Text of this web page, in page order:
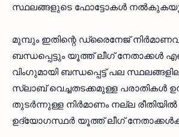
സ്ഥലങ്ങളുടെ ഫോട്ടോകള്‍
മുമ്പും ഇതിന്റെ ഡ്രൈനേജ്
ബന്ധപ്പെട്ടും യൂത്ത് ലീഗ് നേതാക്കള്‍
വിംഗുമായി ബന്ധപ്പെട്ട് പല
സ്ലാബ് വെച്ചതടക്കമുള്ള പരാതികള്‍
തുടര്‍ന്നുള്ള നിര്‍മാണം നല്ല
ഉദ്യോഗസ്ഥര്‍ യൂത്ത് ലീഗ്